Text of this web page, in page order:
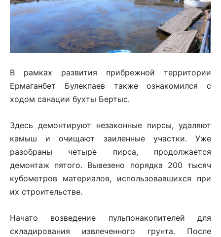
В рамках развития прибрежной территории
Ермаганбет Булекпаев также ознакомился с
ходом санации бухты Бертыс.
Здесь демонтируют незаконные пирсы, удаляют
камыш и очищают заиленные участки. Уже
разобраны четыре пирса, продолжается
демонтаж пятого. Вывезено порядка 200 тысяч
кубометров материалов, использовавшихся при
их строительстве.
Начато возведение пульпонакопителей для
складирования извлеченного грунта. После